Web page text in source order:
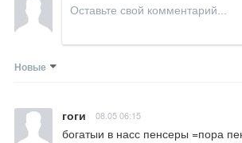
Новые
гоги 08.05 06:15
богатыи в насс пенсеры =пора